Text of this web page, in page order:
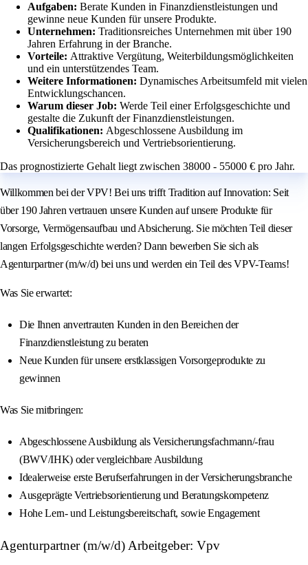
Aufgaben: Berate Kunden in Finanzdienstleistungen und
gewinne neue Kunden für unsere Produkte.
Unternehmen: Traditionsreiches Unternehmen mit über 190
Jahren Erfahrung in der Branche.
Vorteile: Attraktive Vergütung, Weiterbildungsmöglichkeiten
und ein unterstützendes Team.
Weitere Informationen: Dynamisches Arbeitsumfeld mit vielen
Entwicklungschancen.
Warum dieser Job: Werde Teil einer Erfolgsgeschichte und
gestalte die Zukunft der Finanzdienstleistungen.
Qualifikationen: Abgeschlossene Ausbildung im
Versicherungsbereich und Vertriebsorientierung.
Das prognostizierte Gehalt liegt zwischen 38000 - 55000 € pro Jahr.
Willkommen bei der VPV! Bei uns trifft Tradition auf Innovation: Seit
über 190 Jahren vertrauen unsere Kunden auf unsere Produkte für
Vorsorge, Vermögensaufbau und Absicherung. Sie möchten Teil dieser
langen Erfolgsgeschichte werden? Dann bewerben Sie sich als
Agenturpartner (m/w/d) bei uns und werden ein Teil des VPV-Teams!
Was Sie erwartet:
Die Ihnen anvertrauten Kunden in den Bereichen der
Finanzdienstleistung zu beraten
Neue Kunden für unsere erstklassigen Vorsorgeprodukte zu
gewinnen
Was Sie mitbringen:
Abgeschlossene Ausbildung als Versicherungsfachmann/-frau
(BWV/IHK) oder vergleichbare Ausbildung
Idealerweise erste Berufserfahrungen in der Versicherungsbranche
Ausgeprägte Vertriebsorientierung und Beratungskompetenz
Hohe Lern- und Leistungsbereitschaft, sowie Engagement
Agenturpartner (m/w/d) Arbeitgeber: Vpv